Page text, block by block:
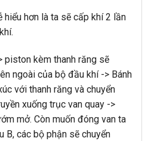
hiểu hơn là ta sẽ cấp khí 2 lần
piston kèm thanh răng sẽ
ngoài của bộ đầu khí -> Bánh
với thanh răng và chuyển
xuống trục van quay ->
mở. Còn muốn đóng van ta
B, các bộ phận sẽ chuyển